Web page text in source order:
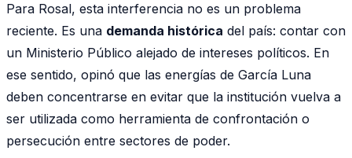
Para Rosal, esta interferencia no es un problema
reciente. Es una demanda histórica del país: contar con
un Ministerio Público alejado de intereses políticos. En
ese sentido, opinó que las energías de García Luna
deben concentrarse en evitar que la institución vuelva a
ser utilizada como herramienta de confrontación o
persecución entre sectores de poder.